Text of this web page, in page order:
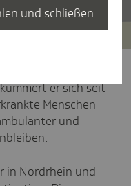
er sich seit
Menschen
und
in Nordrhein und
und schließen